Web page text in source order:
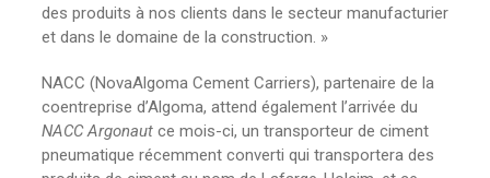
des produits à nos clients dans le secteur manufacturier
et dans le domaine de la construction. »
NACC (NovaAlgoma Cement Carriers), partenaire de la
coentreprise d’Algoma, attend également l’arrivée du
NACC Argonautce mois-ci, un transporteur de ciment
pneumatique récemment converti qui transportera des